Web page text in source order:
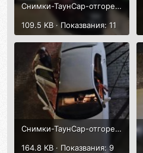
Снимки-ТаунСар-отгоре-5септ2025-8.jpg
109.5 KB · Показвания: 11
Снимки-ТаунСар-отгоре-5септ2025-6.jpg
164.8 KB · Показвания: 9